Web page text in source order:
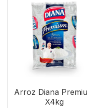
Arroz Diana
X4kg